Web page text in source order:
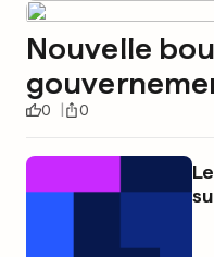
Nouvelle
0 0